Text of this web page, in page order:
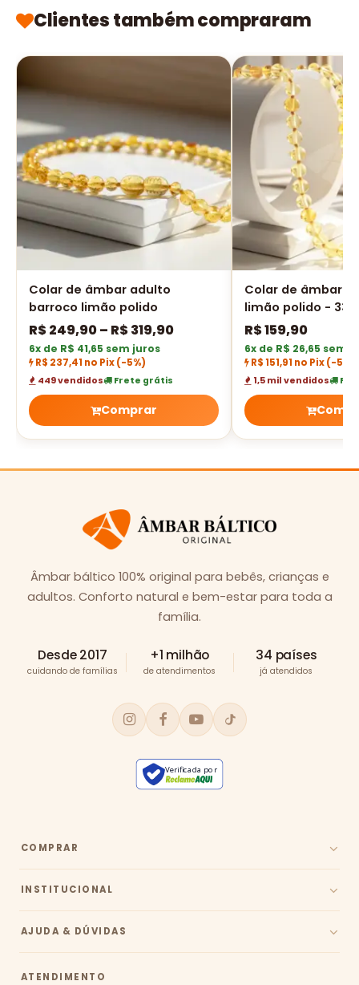
Clientes também compraram
Colar de âmbar adulto
barroco limão polido
R$249,90– R$319,90
6x de R$ 41,65 sem juros
R$ 237,41 no Pix(-5%)
449 vendidos Frete grátis
Comprar
Colar de âmbar
limão polido - 33
R$159,90
6x de R$ 26,65 sem
R$ 151,91 no Pix(-5%)
1,5 mil vendidos
Âmbar báltico 100% original para bebês, crianças e
adultos. Conforto natural e bem-estar para toda a
família.
Desde 2017
cuidando de famílias
+1 milhão
de atendimentos
34 países
já atendidos
Verificada por
COMPRAR
INSTITUCIONAL
AJUDA & DÚVIDAS
ATENDIMENTO